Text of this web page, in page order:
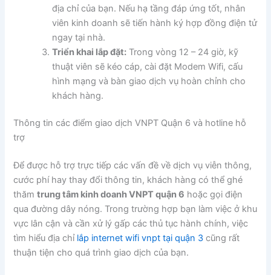
địa chỉ của bạn. Nếu hạ tầng đáp ứng tốt, nhân
viên kinh doanh sẽ tiến hành ký hợp đồng điện tử
ngay tại nhà.
Triển khai lắp đặt: Trong vòng 12 – 24 giờ, kỹ
thuật viên sẽ kéo cáp, cài đặt Modem Wifi, cấu
hình mạng và bàn giao dịch vụ hoàn chỉnh cho
khách hàng.
Thông tin các điểm giao dịch VNPT Quận 6 và hotline hỗ
trợ
Để được hỗ trợ trực tiếp các vấn đề về dịch vụ viễn thông,
cước phí hay thay đổi thông tin, khách hàng có thể ghé
thămtrung tâm kinh doanh VNPT quận 6 hoặc gọi điện
qua đường dây nóng. Trong trường hợp bạn làm việc ở khu
vực lân cận và cần xử lý gấp các thủ tục hành chính, việc
tìm hiểu địa chỉ lắp internet wifi vnpt tại quận 3 cũng rất
thuận tiện cho quá trình giao dịch của bạn.